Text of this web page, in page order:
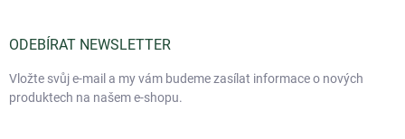
ODEBÍRAT NEWSLETTER
Vložte svůj e-mail a my vám budeme zasílat informace o nových
produktech na našem e-shopu.